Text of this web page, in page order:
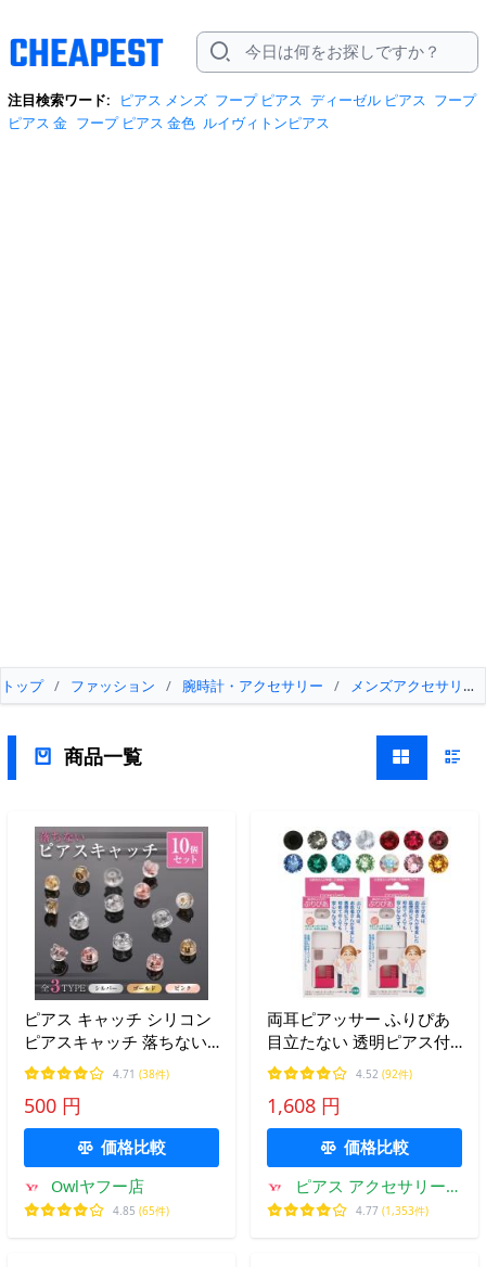
注目検索ワード: ピアス メンズ フープ ピアス ディーゼル ピアス フープ
ピアス 金 フープ ピアス 金色 ルイヴィトンピアス
トップ / ファッション / 腕時計・アクセサリー / メンズアクセサリー
商品一覧
ピアス キャッチ シリコン
ピアスキャッチ 落ちない
金属アレルギー レディー
ス メンズ
4.71 (38件)
500 円
価格比較
Owlヤフー店
4.85 (65件)
両耳ピアッサー ふりぴあ
目立たない 透明ピアス付
き 16G 医療用樹脂製 金属
アレルギー 2個セット
4.52 (92件)
1,608 円
価格比較
ピアス アクセサリーカ
ラコンPIENA
4.77 (1,353件)